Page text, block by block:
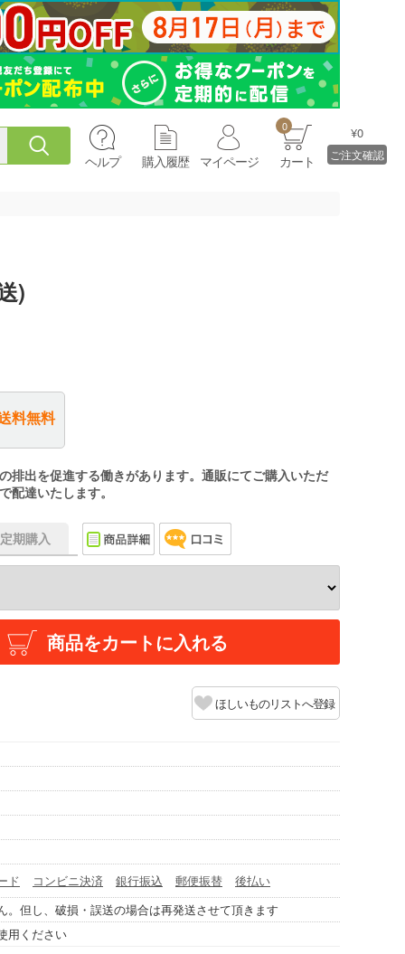
ヘルプ 購入履歴 マイページ
0
カート
¥0
ご注文確認
)
料無料
排出を促進する働きがあります。通販にてご購入いただ
配達いたします。
期購入
商品をカートに入れる
ほしいものリストへ登録
ド コンビニ決済 銀行振込 郵便振替
後払い
。但し、破損・誤送の場合は再発送させて頂きます
用ください